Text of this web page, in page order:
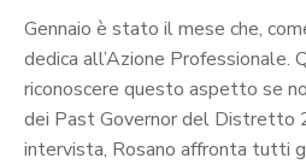
Gennaio è stato il mese che,
dedica all’Azione Professionale.
riconoscere questo aspetto se
dei Past Governor del Distretto
intervista, Rosano affronta tutti